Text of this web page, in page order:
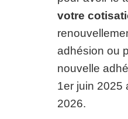
votre
adhésion ou
nouvelle
1er juin 2025
2026.